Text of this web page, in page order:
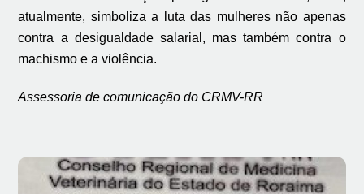
atualmente, simboliza a luta das mulheres não apenas
contra a desigualdade salarial, mas também contra o
machismo e a violência.
Assessoria de comunicação do CRMV-RR